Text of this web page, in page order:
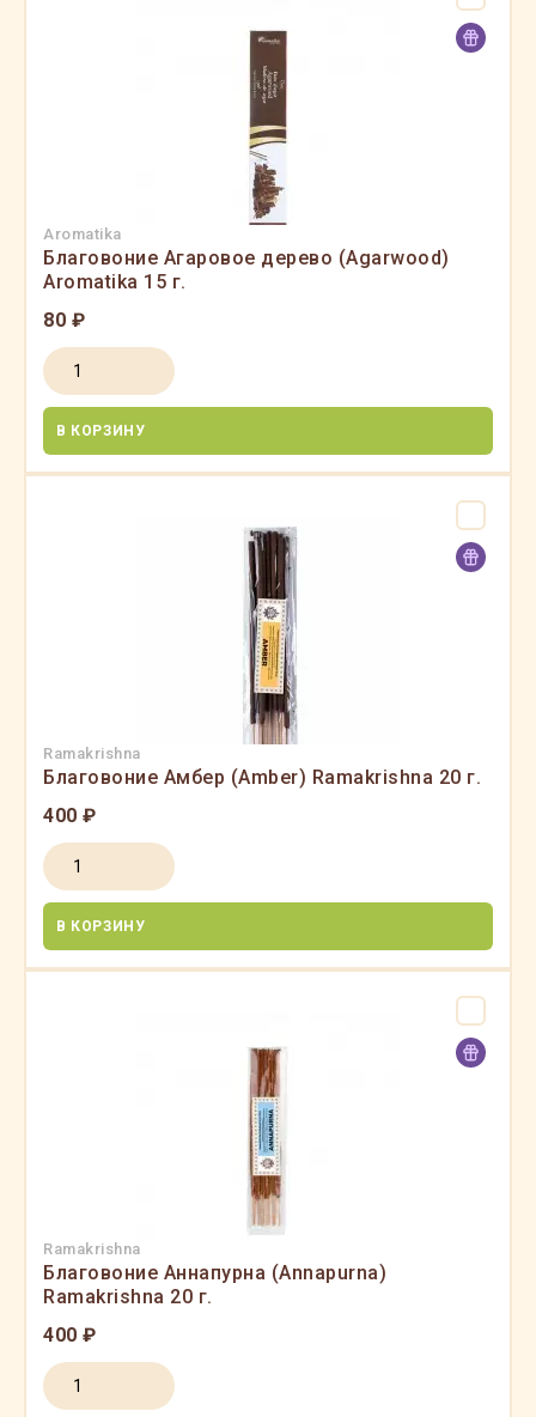
Aromatika
Благовоние Агаровое дерево (Agarwood)
Aromatika 15 г.
80 ₽
В КОРЗИНУ
Ramakrishna
Благовоние Амбер (Amber) Ramakrishna 20 г.
400 ₽
В КОРЗИНУ
Ramakrishna
Благовоние Аннапурна (Annapurna)
Ramakrishna 20 г.
400 ₽